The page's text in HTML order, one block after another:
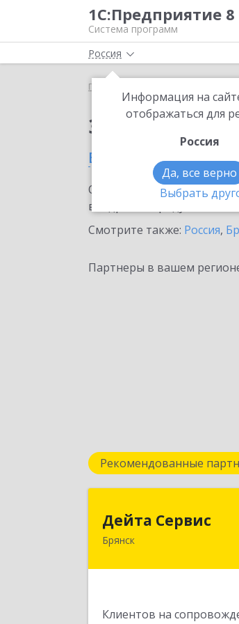
1С:Предприятие 8
Система программ
Россия
Информация на
отображаться для
Россия
Да, все верно
Выбрать
Главная
Заказать 1С-
в Брянске
Ознакомьтесь с
внедрение продукта.
Смотрите также: Россия,
Партнеры в вашем
Рекомендованные
Дейта Сервис
Брянск
Клиентов на